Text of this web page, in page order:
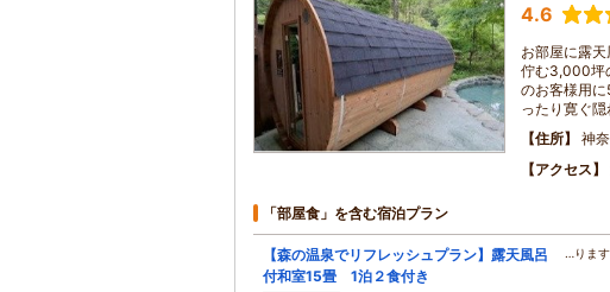
4.6
お部屋に露
佇む3,000坪
のお客様用
ったり寛ぐ隠
住所
神
アクセス
「部屋食」を含む宿泊プラン
【森の温泉でリフレッシュプラン】露天風呂
付和室15畳 1泊２食付き
…りま